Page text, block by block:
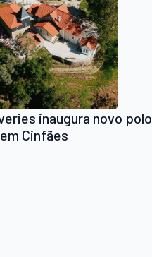
inaugura novo polo
Cinfães